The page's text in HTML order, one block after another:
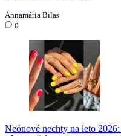
Annamária Bilas
0
Neónové nechty na leto